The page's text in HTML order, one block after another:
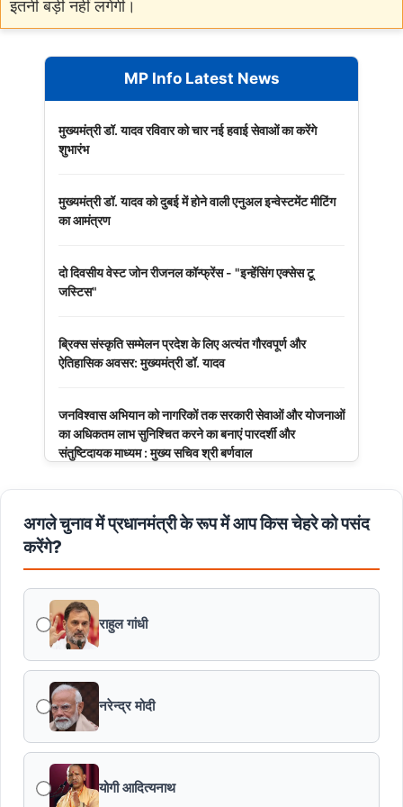
इतनी बड़ी नहीं लगेंगी।
MP Info Latest News
मुख्यमंत्री डॉ. यादव रविवार को चार नई हवाई सेवाओं का करेंगे
शुभारंभ
मुख्यमंत्री डॉ. यादव को दुबई में होने वाली एनुअल इन्वेस्टमेंट मीटिंग
का आमंत्रण
दो दिवसीय वेस्ट जोन रीजनल कॉन्फ्रेंस - "इन्हेंसिंग एक्सेस टू
जस्टिस"
ब्रिक्स संस्कृति सम्मेलन प्रदेश के लिए अत्यंत गौरवपूर्ण और
ऐतिहासिक अवसर: मुख्यमंत्री डॉ. यादव
जनविश्वास अभियान को नागरिकों तक सरकारी सेवाओं और योजनाओं
का अधिकतम लाभ सुनिश्चित करने का बनाएं पारदर्शी और
संतुष्टिदायक माध्यम : मुख्य सचिव श्री बर्णवाल
मध्यप्रदेश की खुशी का भारतीय फेंसिंग टीम में चयन
तेंदुए के अवैध शिकार एवं तस्करी मामले में एमपी एसटीएसएफ ने 8वें
शिकारी को किया गिरफ्तार
मध्यप्रदेश पॉवर जनरेटिंग कम्पनी के निदेशक (वाणिज्य) कार्यालय
को मिला आईएसओ प्रमाणीकरण
सागर की 8 ट्रांसमिशन लाइनों ने बनाया विश्वसनीयता का नया
अगले चुनाव में प्रधानमंत्री के रूप में आप किस चेहरे को पसंद
करेंगे?
राहुल गांधी
नरेन्द्र मोदी
योगी आदित्यनाथ